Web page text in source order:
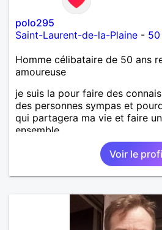
polo295
Saint-Laurent-de-la-Plaine - 50
Homme célibataire de 50 ans
amoureuse
je suis la pour faire des
des personnes sympas et
qui partagera ma vie et faire
ensemble
Voir le